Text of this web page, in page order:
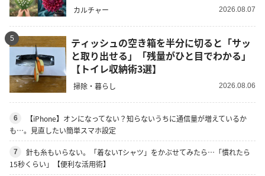
カルチャー 2026.08.07
5
ティッシュの空き箱を半分に切ると「サッ
と取り出せる」「残量がひと目でわかる」
【トイレ収納術3選】
掃除・暮らし 2026.08.06
6
【iPhone】オンになってない？知らないうちに通信量が増えているか
も…。見直したい簡単スマホ設定
7
針も糸もいらない。「着ないTシャツ」をかぶせてみたら…「慣れたら
15秒くらい」【便利な活用術】